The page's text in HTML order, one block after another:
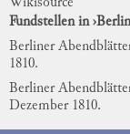
Fundstellen in
Berliner
1810.
Berliner
Dezember 1810.